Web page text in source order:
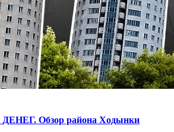
Обзор района Ходынки